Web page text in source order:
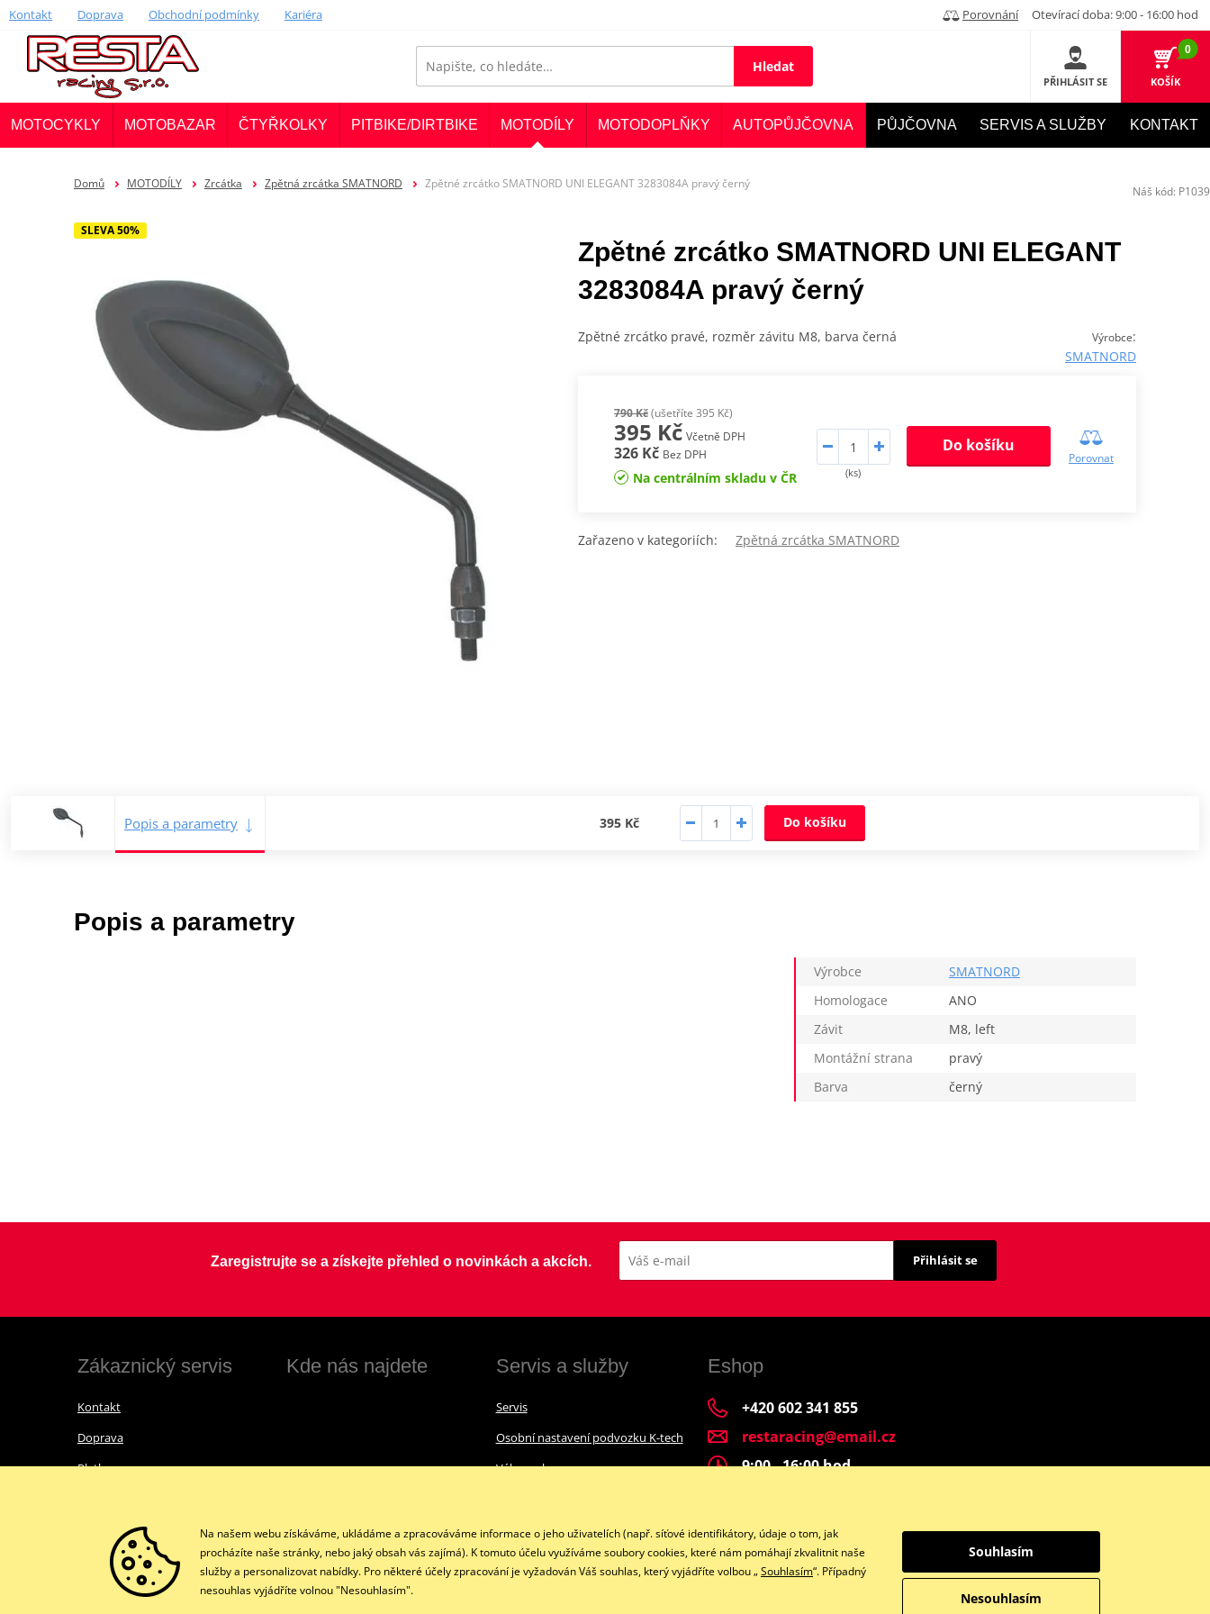
Kontakt Doprava Obchodní podmínky Kariéra Porovnání Otevírací doba: 9:00 - 16:00 hod
Hledat
PŘIHLÁSIT SE
0
KOŠÍK
MOTOCYKLY MOTOBAZAR ČTYŘKOLKY PITBIKE/DIRTBIKE MOTODÍLY MOTODOPLŇKY AUTOPŮJČOVNA PŮJČOVNA SERVIS A SLUŽBY KONTAKT
Domů MOTODÍLY Zrcátka Zpětná zrcátka SMATNORD Zpětné zrcátko SMATNORD UNI ELEGANT 3283084A pravý černý
SLEVA 50%
Zpětné zrcátko SMATNORD UNI ELEGANT
3283084A pravý černý
Výrobce:
SMATNORD
Zpětné zrcátko pravé, rozměr závitu M8, barva černá
790 Kč(ušetříte 395 Kč)
395 Kč Včetně DPH
326 Kč Bez DPH
Na centrálním skladu v ČR (ks)
Do košíku
Porovnat
Zařazeno v kategoriích: Zpětná zrcátka SMATNORD
Popis a parametry 395 Kč Do košíku
Popis a parametry
Výrobce
SMATNORD
Homologace
ANO
Závit
M8, left
Montážní strana
pravý
Barva
černý
Náš kód: P1039
Zaregistrujte se a získejte přehled o novinkách a akcích. Přihlásit se
Zákaznický servis
Kontakt
Doprava
Platba
Obchodní podmínky
Ochrana osobních údajů GDPR
Kde nás najdete Servis a služby
Servis
Osobní nastavení podvozku K-tech
Výkup a bazar
Eshop
+420 602 341 855
restaracing@email.cz
9:00 - 16:00 hod.
Facebook Instagram
Na našem webu získáváme, ukládáme a zpracováváme informace o jeho uživatelích (např. síťové identifikátory, údaje o tom, jak
procházíte naše stránky, nebo jaký obsah vás zajímá). K tomuto účelu využíváme soubory cookies, které nám pomáhají zkvalitnit naše
služby a personalizovat nabídky. Pro některé účely zpracování je vyžadován Váš souhlas, který vyjádříte volbou „Souhlasím“. Případný
nesouhlas vyjádříte volnou "Nesouhlasím".
Nesouhlasím
Souhlasím